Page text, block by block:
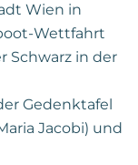
Wien in
Wettfahrt
Schwarz in der
Gedenktafel
Jacobi) und